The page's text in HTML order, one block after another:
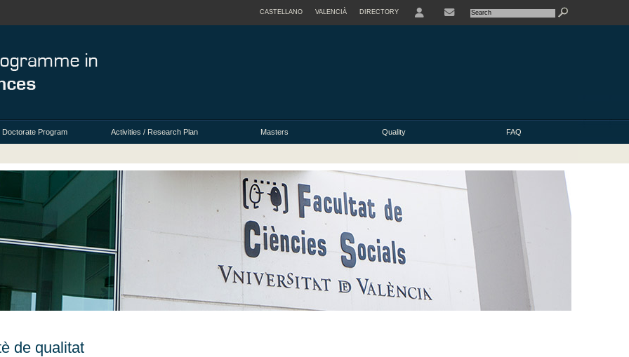
CASTELLANO VALENCIÀ DIRECTORY
Doctorate Program Activities / Research Plan Masters Quality FAQ
de qualitat